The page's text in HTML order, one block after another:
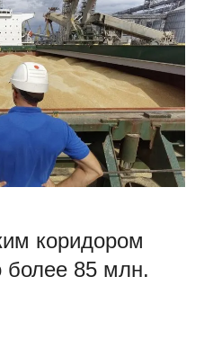
коридором
более 85 млн.